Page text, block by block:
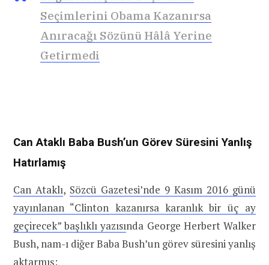
Seçimlerini Obama Kazanırsa
Anıracağı Sözünü Hâlâ Yerine
Getirmedi
Can Ataklı Baba Bush’un Görev Süresini Yanlış
Hatırlamış
Can Ataklı, Sözcü Gazetesi’nde 9 Kasım 2016 günü
yayınlanan “Clinton kazanırsa karanlık bir üç ay
geçirecek” başlıklı yazısında George Herbert Walker
Bush, nam-ı diğer Baba Bush’un görev süresini yanlış
aktarmış: